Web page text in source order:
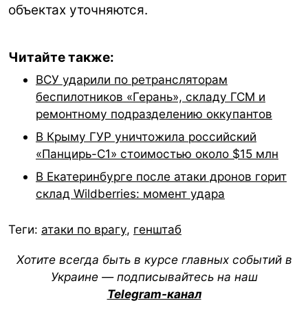
объектах уточняются.
Читайте также:
ВСУ ударили по ретрансляторам
беспилотников «Герань», складу ГСМ и
ремонтному подразделению оккупантов
В Крыму ГУР уничтожила российский
«Панцирь-С1» стоимостью около $15 млн
В Екатеринбурге после атаки дронов горит
склад Wildberries: момент удара
Теги: атаки по врагу, генштаб
Хотите всегда быть в курсе главных событий в
Украине — подписывайтесь на наш
Telegram-канал